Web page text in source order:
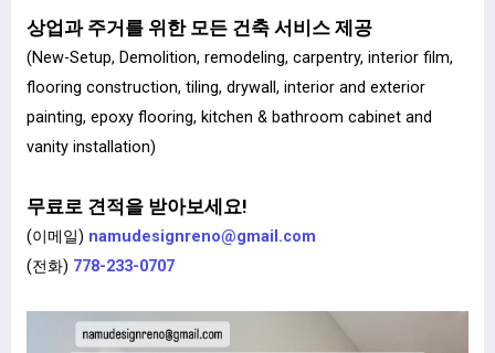
상업과 주거를 위한 모든 건축 서비스 제공
(New-Setup, Demolition, remodeling, carpentry, interior film,
flooring construction, tiling, drywall, interior and exterior
painting, epoxy flooring, kitchen & bathroom cabinet and
vanity installation)
무료로 견적을 받아보세요!
(이메일) namudesignreno@gmail.com
(전화) 778-233-0707